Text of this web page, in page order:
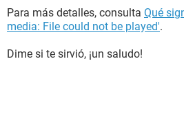
Para más detalles, consulta Qué
media: File could not be played'.
Dime si te sirvió, ¡un saludo!